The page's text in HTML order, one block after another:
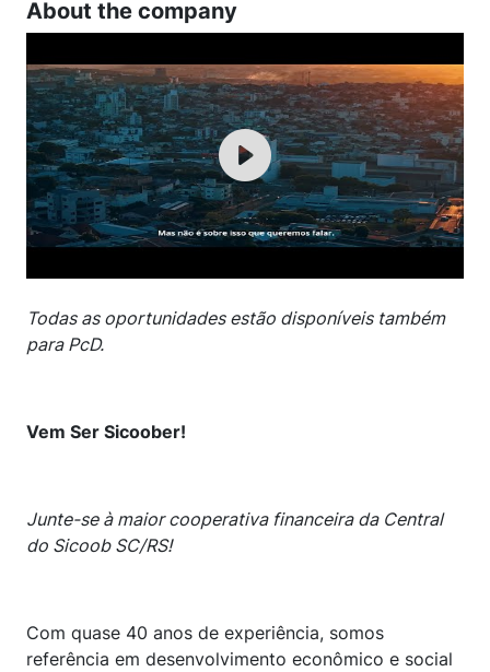
About the company
Todas as oportunidades estão disponíveis também
para PcD.
Vem Ser Sicoober!
Junte-se à maior cooperativa financeira da Central
do Sicoob SC/RS!
Com quase 40 anos de experiência, somos
referência em desenvolvimento econômico e social